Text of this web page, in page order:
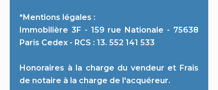
*Mentions légales :
Immobilière 3F - 159 rue Nationale - 75638
Paris Cedex - RCS : 13. 552 141 533
Honoraires à la charge du vendeur et Frais
de notaire à la charge de l'acquéreur.